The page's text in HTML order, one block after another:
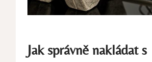
Jak správně nakládat s